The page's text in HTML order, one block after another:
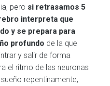
pero si retrasamos 5
interpreta que
y se prepara para
profundo de la que
y salir de forma
el ritmo de las neuronas
repentinamente,